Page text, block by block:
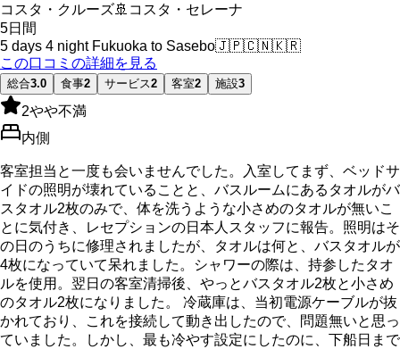
コスタ・クルーズ🚢 コスタ・セレーナ
5日間
5 days 4 night Fukuoka to Sasebo🇯🇵🇨🇳🇰🇷
この口コミの詳細を見る
総合3.0 食事2 サービス2 客室2 施設3
2やや不満
内側
客室担当と一度も会いませんでした。入室してまず、ベッドサ
イドの照明が壊れていることと、バスルームにあるタオルがバ
スタオル2枚のみで、体を洗うような小さめのタオルが無いこ
とに気付き、レセプションの日本人スタッフに報告。照明はそ
の日のうちに修理されましたが、タオルは何と、バスタオルが
4枚になっていて呆れました。シャワーの際は、持参したタオ
ルを使用。翌日の客室清掃後、やっとバスタオル2枚と小さめ
のタオル2枚になりました。 冷蔵庫は、当初電源ケーブルが抜
かれており、これを接続して動き出したので、問題無いと思っ
ていました。しかし、最も冷やす設定にしたのに、下船日まで